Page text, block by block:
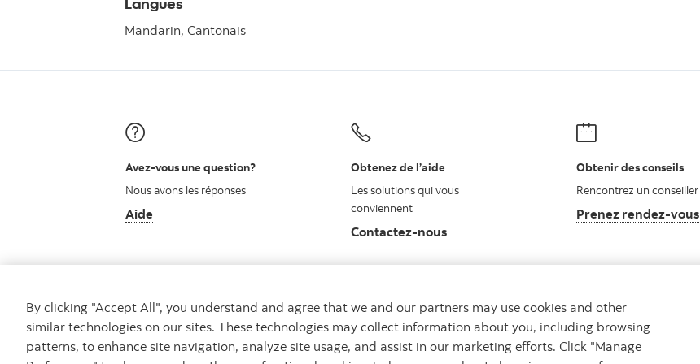
Mandarin, Cantonais
Avez-vous une question?
Nous avons les réponses
Aide
Obtenez de l’aide
Les solutions qui vous
conviennent
Contactez-nousAutres numéros, contactez-nous par téléphone
Obtenir des conseils
Rencontrez un conseiller
Prenez rendez-vous
Carrières Ma banque à moi Notes juridiques Confidentialité Emplacements Sécurité et fraude
By clicking "Accept All", you understand and agree that we and our partners may use cookies and other
similar technologies on our sites. These technologies may collect information about you, including browsing
patterns, to enhance site navigation, analyze site usage, and assist in our marketing efforts. Click "Manage